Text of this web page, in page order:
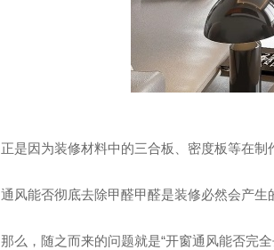
正是因为装修材料中的三合板、密度板等在
通风能否彻底去除甲醛甲醛是装修必然会产生
那么，随之而来的问题就是“开窗通风能否完